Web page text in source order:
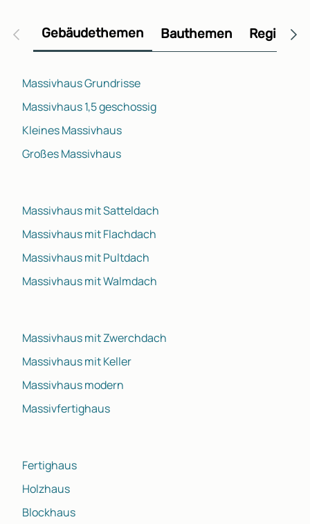
Gebäudethemen Bauthemen
Massivhaus Grundrisse
Massivhaus 1,5 geschossig
Kleines Massivhaus
Großes Massivhaus
Massivhaus mit Satteldach
Massivhaus mit Flachdach
Massivhaus mit Pultdach
Massivhaus mit Walmdach
Massivhaus mit Zwerchdach
Massivhaus mit Keller
Massivhaus modern
Massivfertighaus
Fertighaus
Holzhaus
Blockhaus